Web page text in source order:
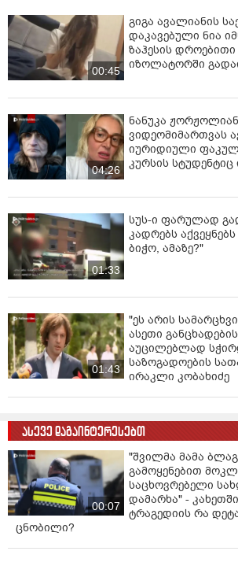
00:45
გიგა ავალიანის
დაკავებული ნია
ზაჰესის
იზოლატორში
04:26
ნანუკა
ვიდეომიმართვას
იურიდიული
კურსის სტუდენტიც
01:33
სუს-ი ფარულად
კადრებს
ბიჭო, ამაზე?"
01:43
"ეს არის
ასეთი
აუცილებლად
საზოგადოების
ირაკლი კობახიძე
ასევე დაგაინტერესებთ
00:07
"შვილმა მამა
გამოყენებით
საცხოვრებელი
დამარხა" -
ტრაგედიის რა
ცნობილი?